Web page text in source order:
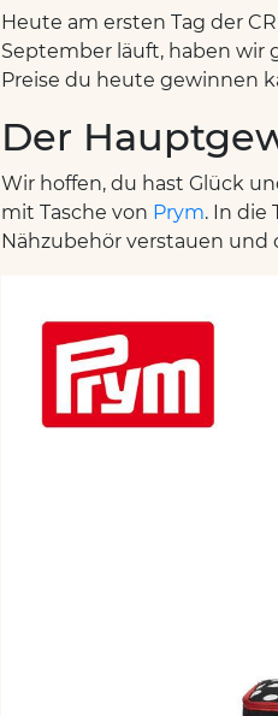
Heute am ersten Tag der
September läuft, haben wir
Preise du heute gewinnen
Der
Wir hoffen, du hast Glück
mit Tasche von Prym. In die
Nähzubehör verstauen und